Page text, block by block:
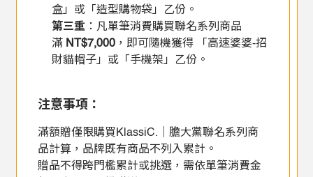
盒」或「造型購物袋」乙份。
第三重 ：凡單筆消費購買聯名系列商品
滿 NT$7,000 ，即可隨機獲得 「高速婆婆-招
財貓帽子」或「手機架」乙份。
注意事項：
滿額贈僅限購買KlassiC.｜膽大黨聯名系列商
品計算，品牌既有商品不列入累計。
贈品不得跨門檻累計或挑選，需依單筆消費金